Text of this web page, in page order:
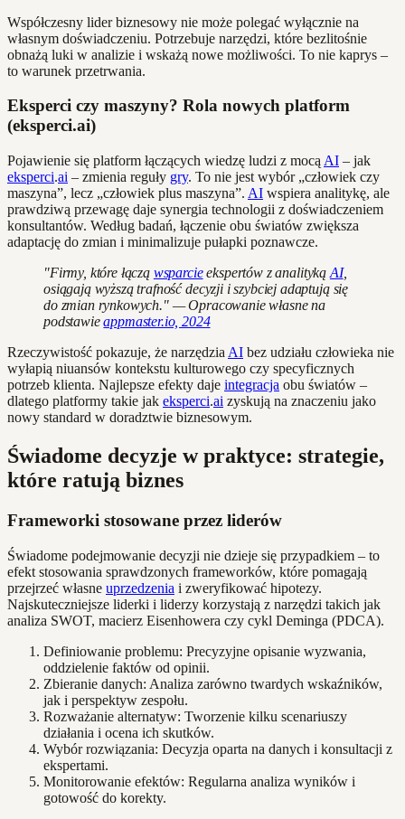
Współczesny lider biznesowy nie może polegać wyłącznie na
własnym doświadczeniu. Potrzebuje narzędzi, które bezlitośnie
obnażą luki w analizie i wskażą nowe możliwości. To nie kaprys –
to warunek przetrwania.
Eksperci czy maszyny? Rola nowych platform
(eksperci.ai)
Pojawienie się platform łączących wiedzę ludzi z mocą AI – jak
eksperci.ai – zmienia reguły gry. To nie jest wybór „człowiek czy
maszyna”, lecz „człowiek plus maszyna”. AI wspiera analitykę, ale
prawdziwą przewagę daje synergia technologii z doświadczeniem
konsultantów. Według badań, łączenie obu światów zwiększa
adaptację do zmian i minimalizuje pułapki poznawcze.
"Firmy, które łączą wsparcieekspertów z analityką AI,
osiągają wyższą trafność decyzji i szybciej adaptują się
do zmian rynkowych." — Opracowanie własne na
podstawieappmaster.io, 2024
Rzeczywistość pokazuje, że narzędzia AI bez udziału człowieka nie
wyłapią niuansów kontekstu kulturowego czy specyficznych
potrzeb klienta. Najlepsze efekty daje integracja obu światów –
dlatego platformy takie jak eksperci.ai zyskują na znaczeniu jako
nowy standard w doradztwie biznesowym.
Świadome decyzje w praktyce: strategie,
które ratują biznes
Frameworki stosowane przez liderów
Świadome podejmowanie decyzji nie dzieje się przypadkiem – to
efekt stosowania sprawdzonych frameworków, które pomagają
przejrzeć własne uprzedzenia i zweryfikować hipotezy.
Najskuteczniejsze liderki i liderzy korzystają z narzędzi takich jak
analiza SWOT, macierz Eisenhowera czy cykl Deminga (PDCA).
Definiowanie problemu: Precyzyjne opisanie wyzwania,
oddzielenie faktów od opinii.
Zbieranie danych: Analiza zarówno twardych wskaźników,
jak i perspektyw zespołu.
Rozważanie alternatyw: Tworzenie kilku scenariuszy
działania i ocena ich skutków.
Wybór rozwiązania: Decyzja oparta na danych i konsultacji z
ekspertami.
Monitorowanie efektów: Regularna analiza wyników i
gotowość do korekty.